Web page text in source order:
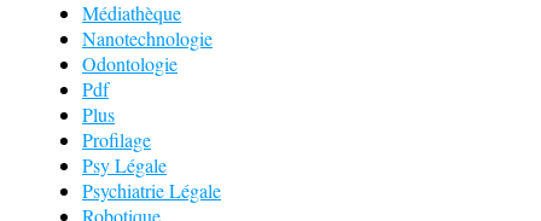
Médiathèque
Nanotechnologie
Odontologie
Pdf
Plus
Profilage
Psy Légale
Psychiatrie Légale
Robotique